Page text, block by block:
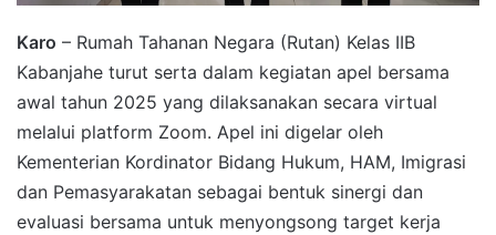
Karo – Rumah Tahanan Negara (Rutan) Kelas IIB
Kabanjahe turut serta dalam kegiatan apel bersama
awal tahun 2025 yang dilaksanakan secara virtual
melalui platform Zoom. Apel ini digelar oleh
Kementerian Kordinator Bidang Hukum, HAM, Imigrasi
dan Pemasyarakatan sebagai bentuk sinergi dan
evaluasi bersama untuk menyongsong target kerja